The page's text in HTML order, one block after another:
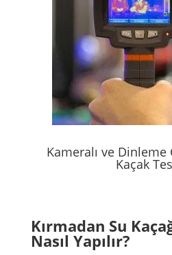
Kameralı ve Dinleme
Kaçak
Kırmadan Su
Nasıl Yapılır?